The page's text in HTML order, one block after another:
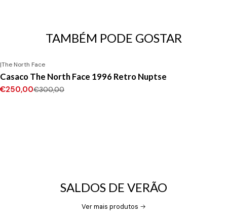
TAMBÉM PODE GOSTAR
|The North Face
Casaco The North Face 1996 Retro Nuptse
€250,00€300,00
SALDOS DE VERÃO
Ver mais produtos